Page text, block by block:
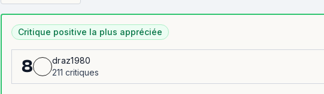
Critique positive la plus appréciée
8
draz1980
211 critiques